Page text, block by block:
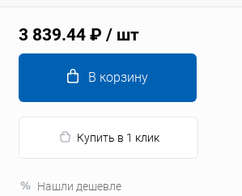
3 839.44 ₽ / шт
В корзину
Купить в 1 клик
Нашли дешевле